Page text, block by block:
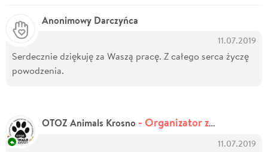
Anonimowy Darczyńca
11.07.2019
Serdecznie dziękuję za Waszą pracę. Z całego serca życzę
powodzenia.
OTOZ Animals Krosno - Organizator zbiórki
11.07.2019